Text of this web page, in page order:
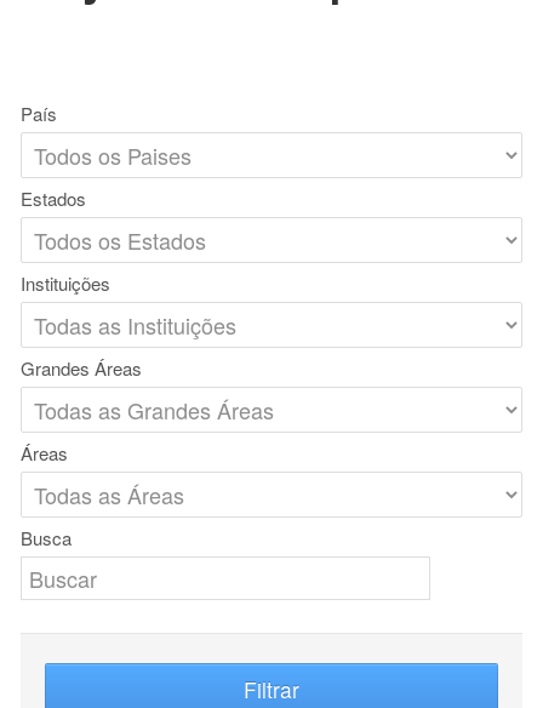
País
Estados
Instituições
Grandes Áreas
Áreas
Busca
Filtrar